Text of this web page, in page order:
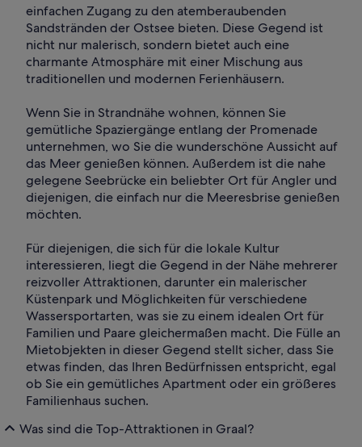
einfachen Zugang zu den atemberaubenden
Sandstränden der Ostsee bieten. Diese Gegend ist
nicht nur malerisch, sondern bietet auch eine
charmante Atmosphäre mit einer Mischung aus
traditionellen und modernen Ferienhäusern.
Wenn Sie in Strandnähe wohnen, können Sie
gemütliche Spaziergänge entlang der Promenade
unternehmen, wo Sie die wunderschöne Aussicht auf
das Meer genießen können. Außerdem ist die nahe
gelegene Seebrücke ein beliebter Ort für Angler und
diejenigen, die einfach nur die Meeresbrise genießen
möchten.
Für diejenigen, die sich für die lokale Kultur
interessieren, liegt die Gegend in der Nähe mehrerer
reizvoller Attraktionen, darunter ein malerischer
Küstenpark und Möglichkeiten für verschiedene
Wassersportarten, was sie zu einem idealen Ort für
Familien und Paare gleichermaßen macht. Die Fülle an
Mietobjekten in dieser Gegend stellt sicher, dass Sie
etwas finden, das Ihren Bedürfnissen entspricht, egal
ob Sie ein gemütliches Apartment oder ein größeres
Familienhaus suchen.
Was sind die Top-Attraktionen in Graal?